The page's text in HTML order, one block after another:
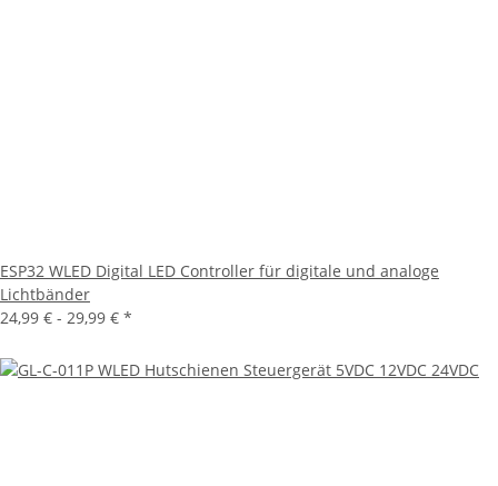
ESP32 WLED Digital LED Controller für digitale und analoge
Lichtbänder
24,99 € - 29,99 € *